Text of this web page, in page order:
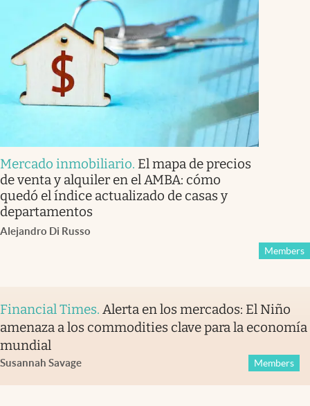
Mercado inmobiliario. El mapa de precios
de venta y alquiler en el AMBA: cómo
quedó el índice actualizado de casas y
departamentos
Alejandro Di Russo
Members
Financial Times. Alerta en los mercados: El Niño
amenaza a los commodities clave para la economía
mundial
Susannah Savage Members